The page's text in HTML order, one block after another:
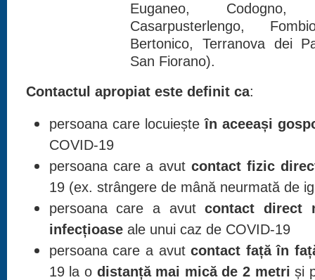
Euganeo, Codogno,
Casarpusterlengo,
Bertonico, Terranova dei
San Fiorano).
Contactul apropiat este definit ca:
persoana care locuieșteîn aceeași
COVID-19
persoana care a avutcontact fizic
19 (ex. strângere de mână neurmată de
persoana care a avutcontact direct
infecțioaseale unui caz de COVID-19
persoana care a avutcontact față în
19 la o distanță mai mică de 2 metri și